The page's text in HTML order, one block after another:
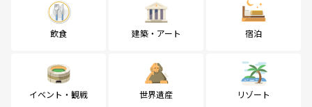
飲食 建築・アート 宿泊
イベント・観戦 世界遺産 リゾート